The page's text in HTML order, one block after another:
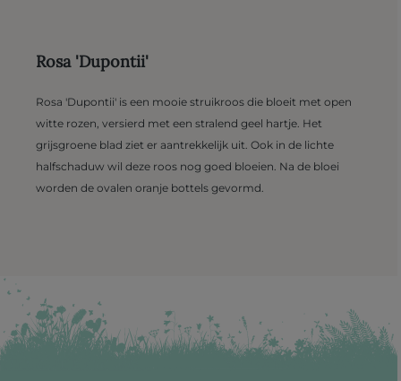
Rosa 'Dupontii'
Rosa 'Dupontii' is een mooie struikroos die bloeit met open
witte rozen, versierd met een stralend geel hartje. Het
grijsgroene blad ziet er aantrekkelijk uit. Ook in de lichte
halfschaduw wil deze roos nog goed bloeien. Na de bloei
worden de ovalen oranje bottels gevormd.